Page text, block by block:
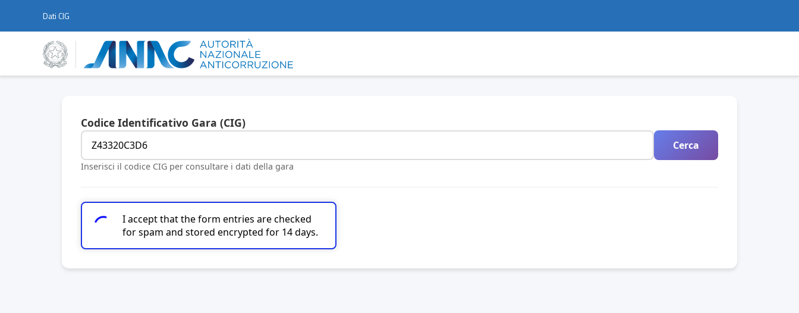
Dati CIG
Codice Identificativo Gara (CIG)
Cerca
Inserisci il codice CIG per consultare i dati della gara
I accept that the form entries are checked
for spam and stored encrypted for 14 days.